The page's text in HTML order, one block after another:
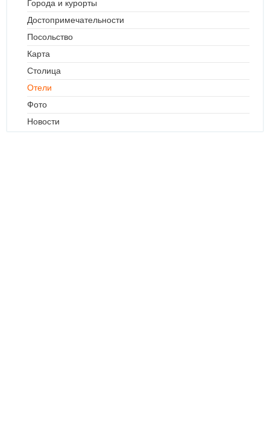
Города и курорты
Достопримечательности
Посольство
Карта
Столица
Отели
Фото
Новости